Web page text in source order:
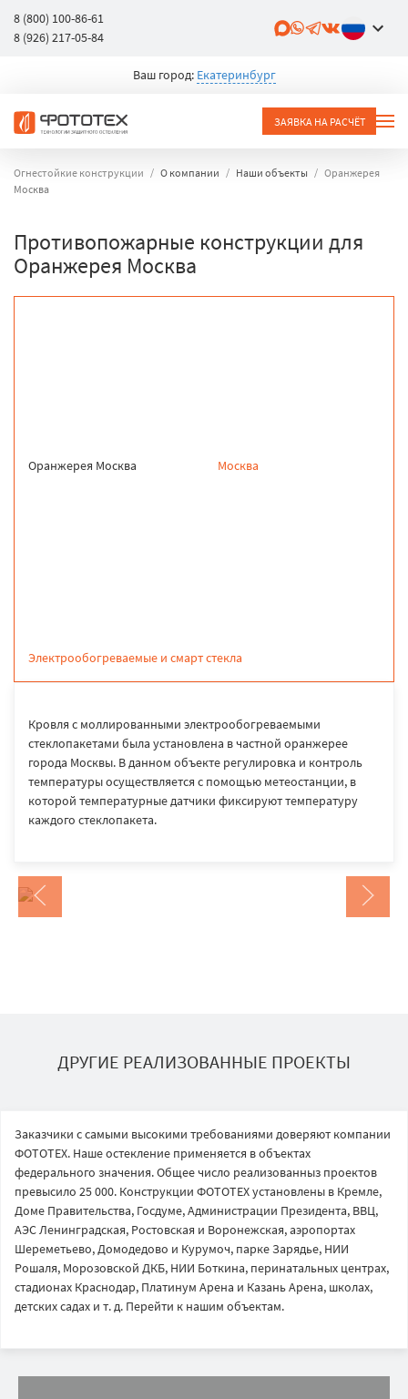
8 (800) 100-86-61
8 (926) 217-05-84
Ваш город: Екатеринбург
ЗАЯВКА НА РАСЧЁТ
Огнестойкие конструкции О компании Наши объекты
Оранжерея
Москва
Противопожарные конструкции для
Оранжерея Москва
Оранжерея Москва Москва
Электрообогреваемые и смарт стекла
Кровля с моллированными электрообогреваемыми
стеклопакетами была установлена в частной оранжерее
города Москвы. В данном объекте регулировка и контроль
температуры осуществляется с помощью метеостанции, в
которой температурные датчики фиксируют температуру
каждого стеклопакета.
ДРУГИЕ РЕАЛИЗОВАННЫЕ ПРОЕКТЫ
Заказчики с самыми высокими требованиями доверяют компании
ФОТОТЕХ. Наше остекление применяется в объектах
федерального значения. Общее число реализованныз проектов
превысило 25 000. Конструкции ФОТОТЕХ установлены в Кремле,
Доме Правительства, Госдуме, Администрации Президента, ВВЦ,
АЭС Ленинградская, Ростовская и Воронежская, аэропортах
Шереметьево, Домодедово и Курумоч, парке Зарядье, НИИ
Рошаля, Морозовской ДКБ, НИИ Боткина, перинатальных центрах,
стадионах Краснодар, Платинум Арена и Казань Арена, школах,
детских садах и т. д. Перейти к нашим объектам.